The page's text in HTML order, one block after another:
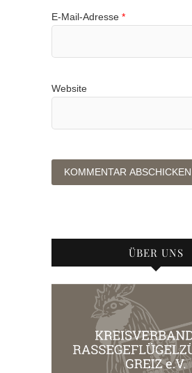
E-Mail-Adresse *
Website
ÜBER UNS